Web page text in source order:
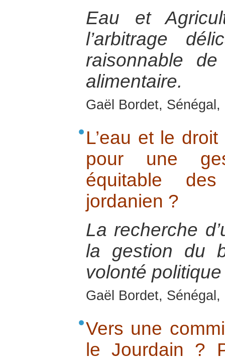
Eau et
l’arbitrage
raisonnable
alimentaire.
Gaël Bordet,
L’eau et le
pour une
équitable
jordanien ?
La recherche
la gestion du
volonté
Gaël Bordet,
Vers une
le Jourdain ?